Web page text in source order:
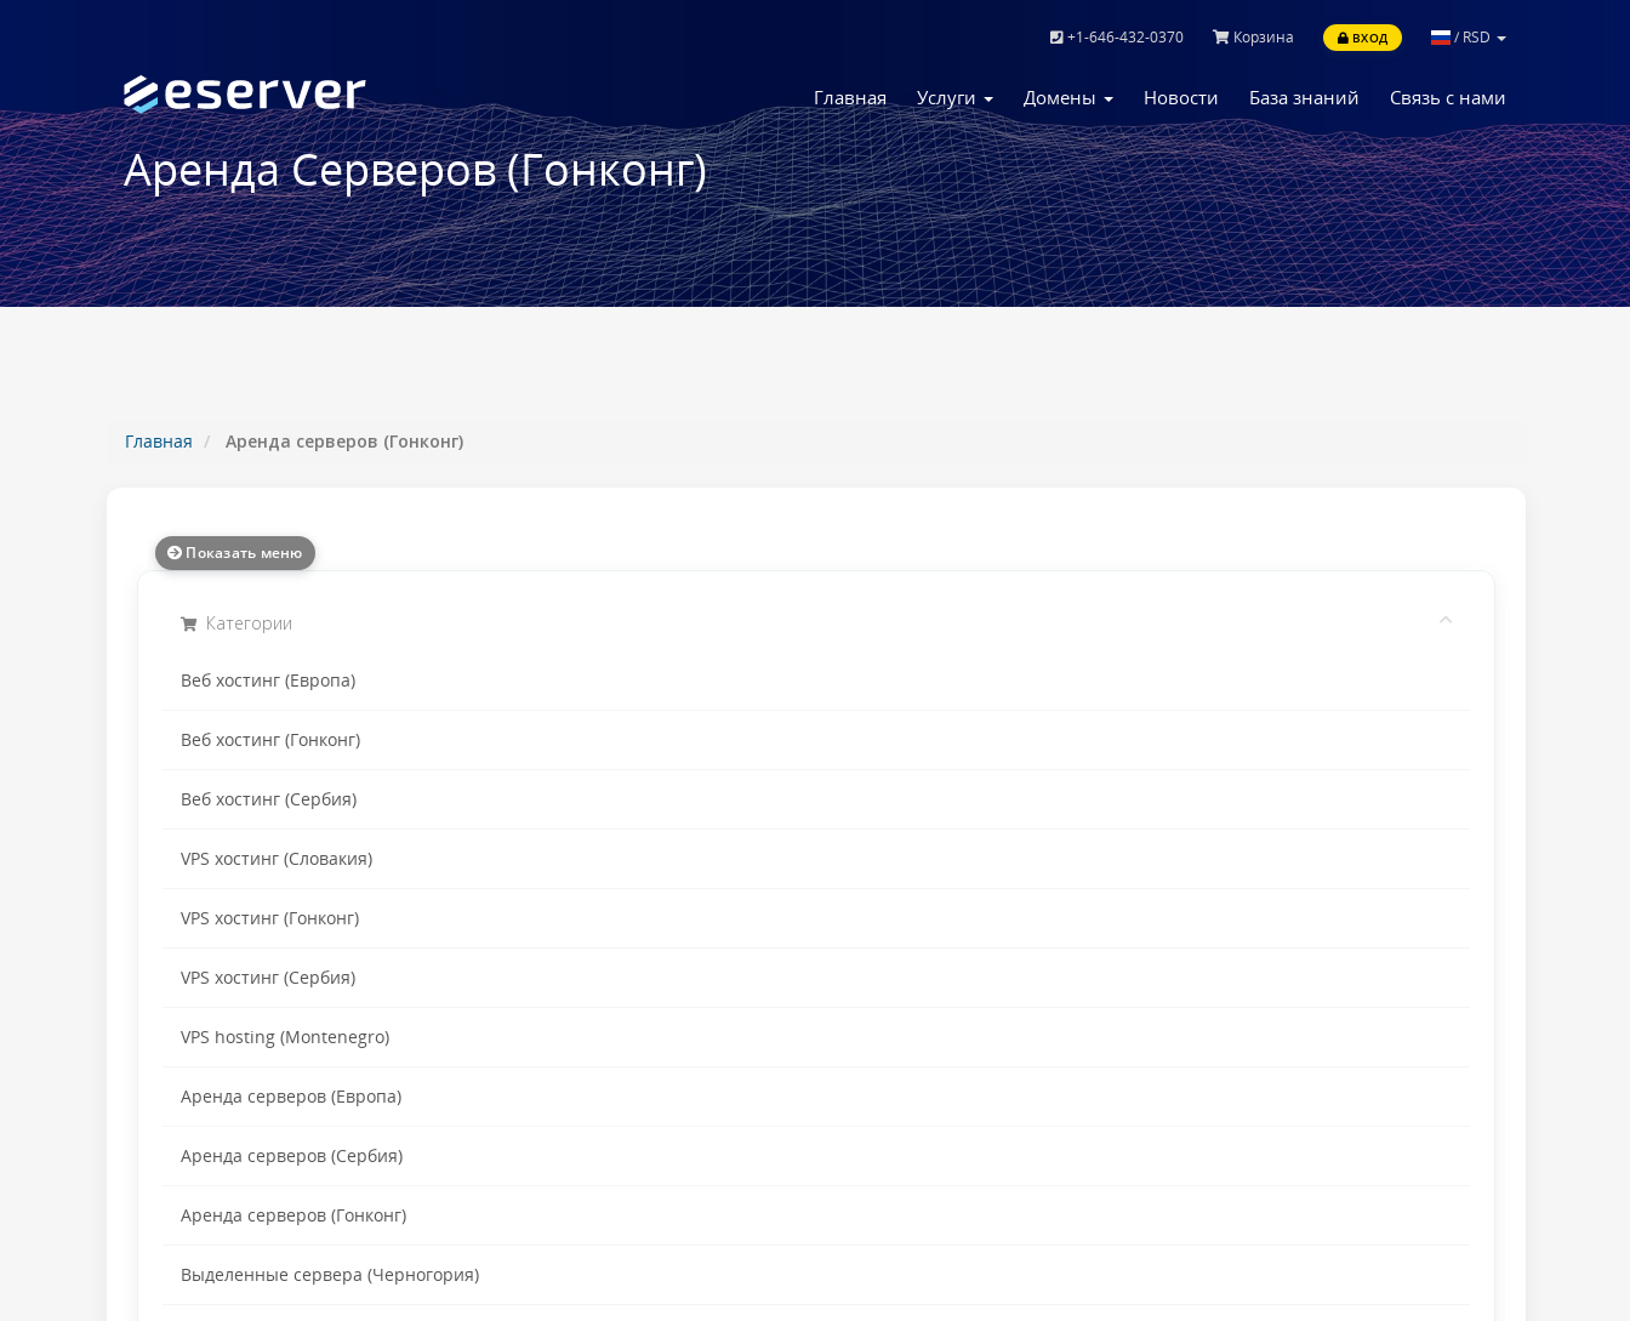
+1-646-432-0370 Корзина ВХОД / RSD
Главная Услуги Домены Новости База знаний Связь с нами
Аренда Серверов (Гонконг)
Главная Аренда серверов (Гонконг)
Показать меню
Категории
Веб хостинг (Европа)
Веб хостинг (Гонконг)
Веб хостинг (Сербия)
VPS хостинг (Словакия)
VPS хостинг (Гонконг)
VPS хостинг (Сербия)
VPS hosting (Montenegro)
Аренда серверов (Европа)
Аренда серверов (Сербия)
Аренда серверов (Гонконг)
Выделенные сервера (Черногория)